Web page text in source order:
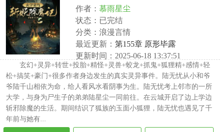
作者： 慕雨星尘
状态：已完结
分类：浪漫言情
最近更新： 第155章 原形毕露
更新时间：2025-06-18 13:37:51
玄幻+灵异+转世+投胎+精怪+灵兽+蛟龙+抓鬼+狐狸精+感情+轻
松+搞笑+豪门+很多作者身边发生的真实灵异事件。陆无忧从小和爷
爷陆千山相依为命，给人看风水看阴事为生。陆无忧考上邻市的一所
大学，与身为尸生子的弟弟陆星尘一同前往。在云城开启了边上学边
斩邪除魔的生活。期间结识了狐族的玉面小狐狸，陆无忧也遇见了千
年前与她有...